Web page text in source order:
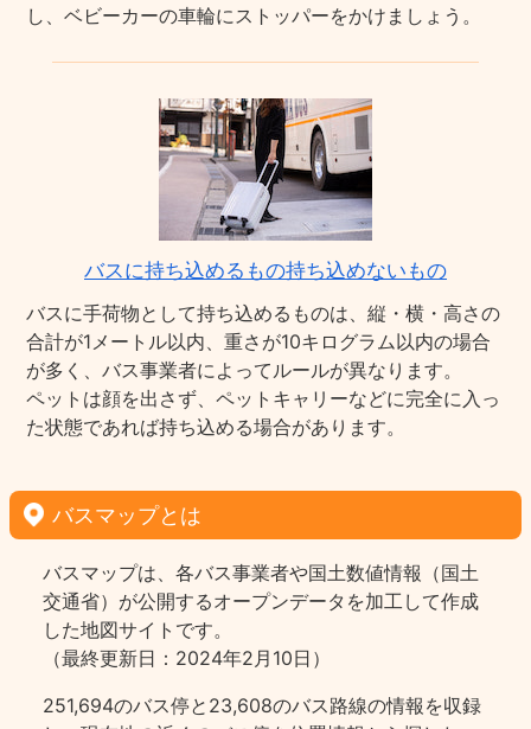
し、ベビーカーの車輪にストッパーをかけましょう。
バスに持ち込めるもの持ち込めないもの
バスに手荷物として持ち込めるものは、縦・横・高さの
合計が1メートル以内、重さが10キログラム以内の場合
が多く、バス事業者によってルールが異なります。
ペットは顔を出さず、ペットキャリーなどに完全に入っ
た状態であれば持ち込める場合があります。
バスマップとは
バスマップは、各バス事業者や国土数値情報（国土
交通省）が公開するオープンデータを加工して作成
した地図サイトです。
（最終更新日：2024年2月10日）
251,694のバス停と23,608のバス路線の情報を収録